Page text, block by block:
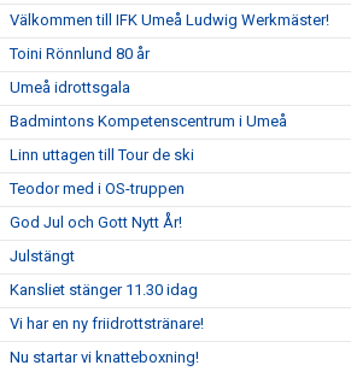
Välkommen till IFK Umeå Ludwig Werkmäster!
Toini Rönnlund 80 år
Umeå idrottsgala
Badmintons Kompetenscentrum i Umeå
Linn uttagen till Tour de ski
Teodor med i OS-truppen
God Jul och Gott Nytt År!
Julstängt
Kansliet stänger 11.30 idag
Vi har en ny friidrottstränare!
Nu startar vi knatteboxning!